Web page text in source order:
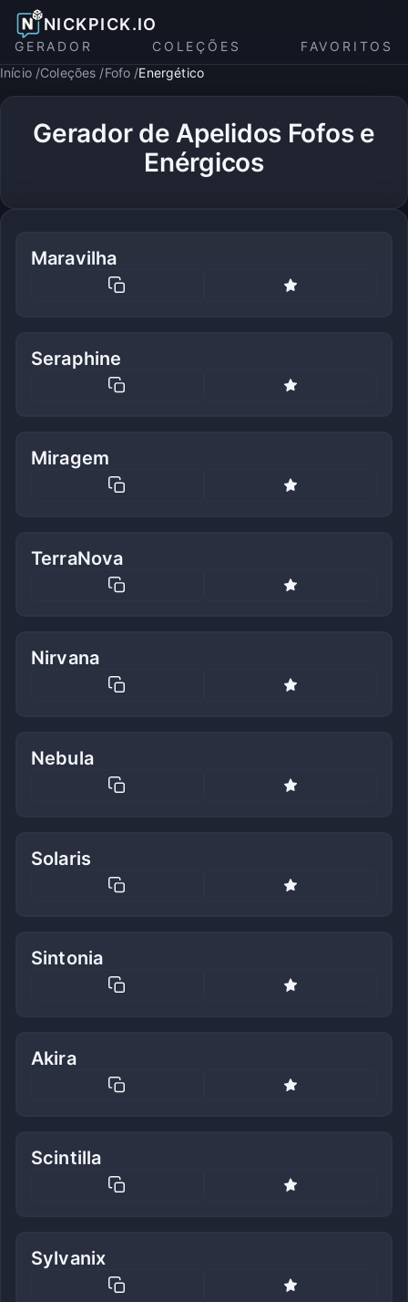
NICKPICK.IO
GERADOR COLEÇÕES
FAVORITOS
Início Coleções Fofo Energético
Gerador de Apelidos Fofos e
Enérgicos
Maravilha
Seraphine
Miragem
TerraNova
Nirvana
Nebula
Solaris
Sintonia
Akira
Scintilla
Sylvanix